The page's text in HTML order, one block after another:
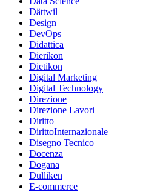
Dättwil
Design
DevOps
Didattica
Dierikon
Dietikon
Digital Marketing
Digital Technology
Direzione
Direzione Lavori
Diritto
DirittoInternazionale
Disegno Tecnico
Docenza
Dogana
Dulliken
E-commerce